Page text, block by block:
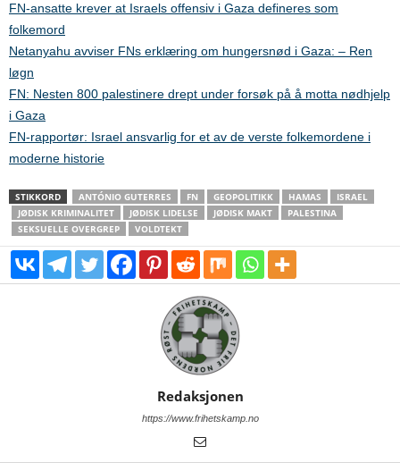
FN-ansatte krever at Israels offensiv i Gaza defineres som
folkemord
Netanyahu avviser FNs erklæring om hungersnød i Gaza: – Ren
løgn
FN: Nesten 800 palestinere drept under forsøk på å motta nødhjelp
i Gaza
FN-rapportør: Israel ansvarlig for et av de verste folkemordene i
moderne historie
STIKKORD ANTÓNIO GUTERRES FN GEOPOLITIKK HAMAS
ISRAEL
JØDISK KRIMINALITET
JØDISK LIDELSE JØDISK MAKT
PALESTINA
SEKSUELLE OVERGREP
VOLDTEKT
Redaksjonen
https://www.frihetskamp.no